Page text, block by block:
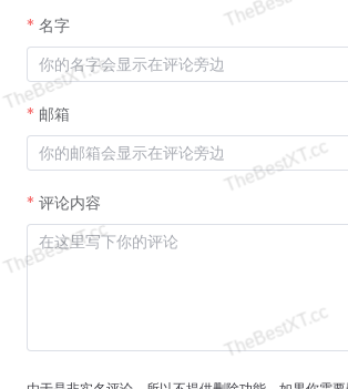
名字
邮箱
评论内容